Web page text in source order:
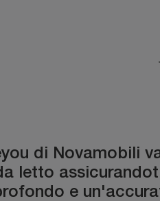
di Novamobili
letto
e